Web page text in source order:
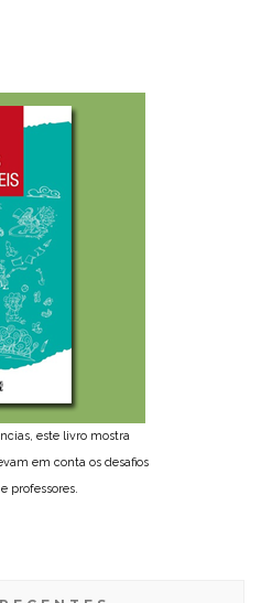
este livro mostra
em conta os desafios
professores.